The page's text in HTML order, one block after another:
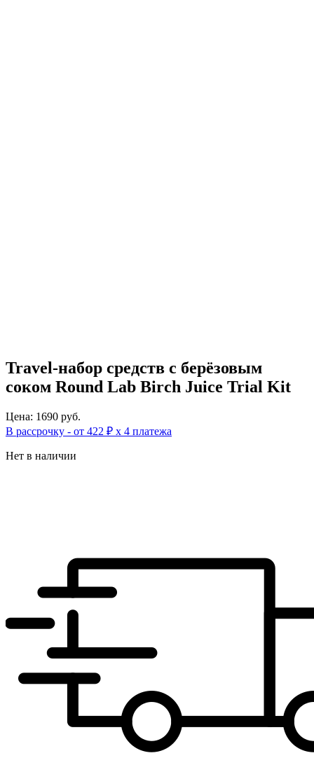
Travel-набор средств с берёзовым
соком Round Lab Birch Juice Trial Kit
Цена: 1690 руб.
В рассрочку - от 422 ₽ х 4 платежа
Нет в наличии